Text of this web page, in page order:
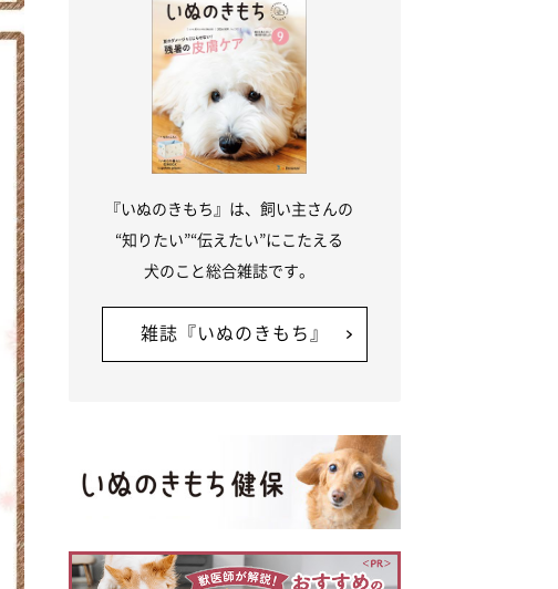
『いぬのきもち』は、飼い主さんの
“知りたい”“伝えたい”にこたえる
犬のこと総合雑誌です。
雑誌『いぬのきもち』